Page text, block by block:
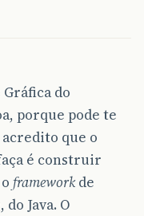
this.arrayListInteiros
.
. size
do
porque pode te
que o
é construir
frameworkde
Java. O